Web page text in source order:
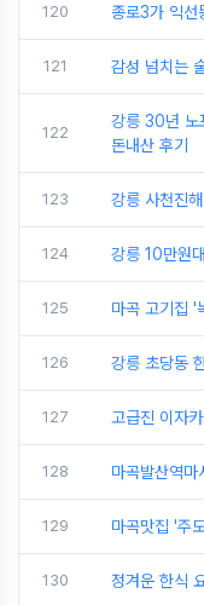
120 종로3가 익선
121 감성 넘치는
122
강릉 30년 노
돈내산 후기
123 강릉 사천진
124 강릉 10만원
125 마곡 고기집 '
126 강릉 초당동
127 고급진 이자
128 마곡발산역
129 마곡맛집 '주
130 정겨운 한식